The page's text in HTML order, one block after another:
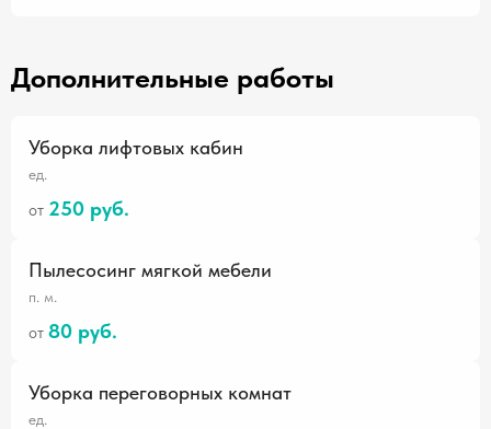
Дополнительные работы
Уборка лифтовых кабин
ед.
от 250 руб.
Пылесосинг мягкой мебели
п. м.
от 80 руб.
Уборка переговорных комнат
ед.